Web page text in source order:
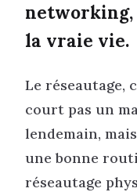
networking,
la vraie vie.
Le réseautage,
court pas un
lendemain,
une bonne
réseautage